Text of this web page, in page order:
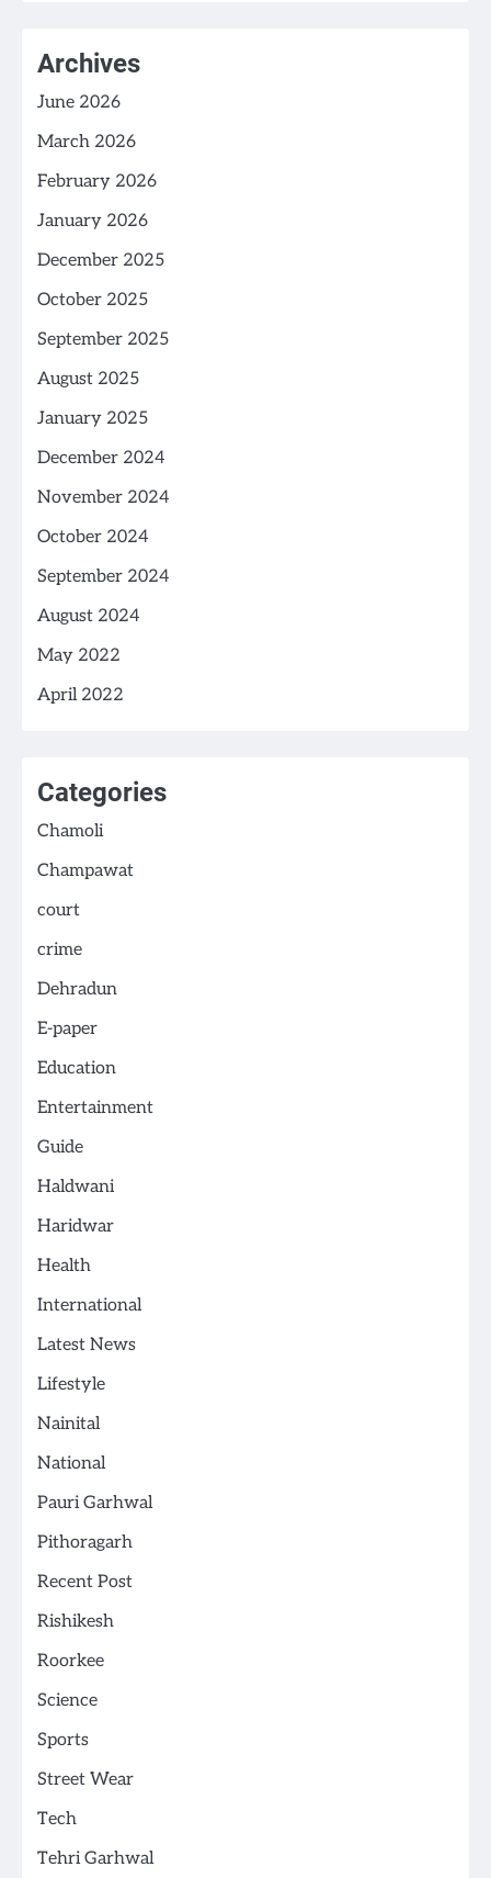
Archives
June 2026
March 2026
February 2026
January 2026
December 2025
October 2025
September 2025
August 2025
January 2025
December 2024
November 2024
October 2024
September 2024
August 2024
May 2022
April 2022
Categories
Chamoli
Champawat
court
crime
Dehradun
E-paper
Education
Entertainment
Guide
Haldwani
Haridwar
Health
International
Latest News
Lifestyle
Nainital
National
Pauri Garhwal
Pithoragarh
Recent Post
Rishikesh
Roorkee
Science
Sports
Street Wear
Tech
Tehri Garhwal